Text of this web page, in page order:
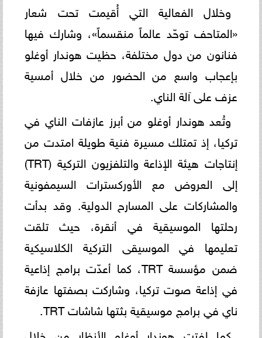
وخلال الفعالية التي أُقيمت تحت شعار
«المتاحف توحّد عالماً منقسماً»، وشارك فيها
فنانون من دول مختلفة، حظيت هوندار أوغلو
بإعجاب واسع من الحضور من خلال أمسية
عزف على آلة الناي.
وتُعد هوندار أوغلو من أبرز عازفات الناي في
تركيا، إذ تمتلك مسيرة فنية طويلة امتدت من
إنتاجات هيئة الإذاعة والتلفزيون التركية (TRT)
إلى العروض مع الأوركسترات السيمفونية
والمشاركات على المسارح الدولية. وقد بدأت
رحلتها الموسيقية في أنقرة، حيث تلقت
تعليمها في الموسيقى التركية الكلاسيكية
ضمن مؤسسة TRT، كما أعدّت برامج إذاعية
في إذاعة صوت تركيا، وشاركت بصفتها عازفة
ناي في برامج موسيقية بثتها شاشات TRT.
كما لفتت هوندار أوغلو الأنظار من خلال